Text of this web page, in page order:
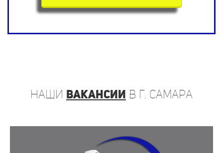
наши вакансии в г. Самара